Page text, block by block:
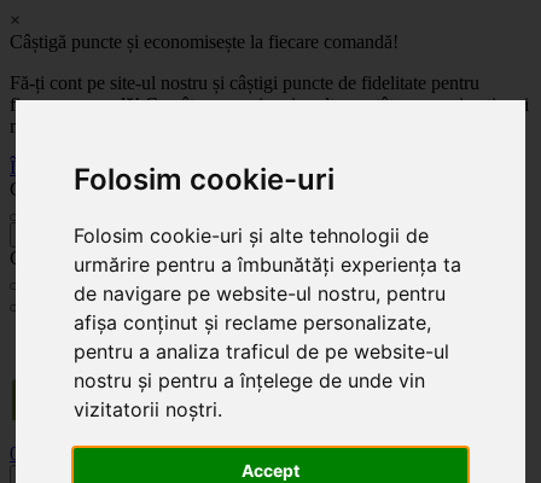
Folosim cookie-uri
Folosim cookie-uri și alte tehnologii de
urmărire pentru a îmbunătăți experiența ta
de navigare pe website-ul nostru, pentru
afișa conținut și reclame personalizate,
pentru a analiza traficul de pe website-ul
nostru și pentru a înțelege de unde vin
vizitatorii noștri.
Accept
×
Câștigă puncte și economisește la fiecare comandă!
Fă-ți cont pe site-ul nostru și câștigi puncte de fidelitate pentru
fiecare comandă! Cu cât comanzi mai mult, cu atât economisești mai
mult!
Înregistrează-te acum
Celoplast
Celoplast
Transportul este GRATUIT pentru comenzile mai mari de 350 Lei. Comanda minimă în
valoare de 100 Lei. Expediere în 1 - 2 zile lucrătoare.
0